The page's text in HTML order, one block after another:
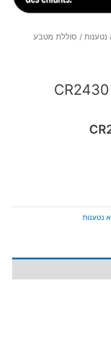
נטענות / סוללת מטבע
נטענות